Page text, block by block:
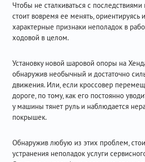
Чтобы не сталкиваться с
стоит вовремя ее менять, ориентируясь
характерные признаки неполадок в
ходовой в целом.
Установку новой шаровой опоры на
обнаружив необычный и достаточно
движения. Или, если кроссовер
дороге, по тому, как его постоянно
у машины тянет руль и наблюдается
покрышек.
Обнаружив любую из этих проблем,
устранения неполадок услуги